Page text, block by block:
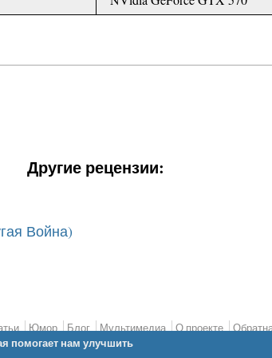
Другие рецензии:
Война)
Юмор Блог Мультимедиа О проекте
Реальная Виртуальность
помогает нам улучшить